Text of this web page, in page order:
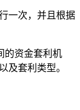
一次，并且根据
的资金套利机
及套利类型。